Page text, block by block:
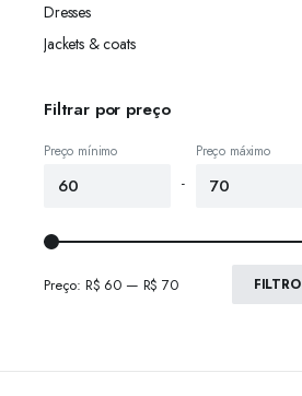
Dresses
Jackets & coats
Filtrar por preço
Preço mínimo
-
Preço máximo
FILTRO
Preço: R$ 60 — R$ 70